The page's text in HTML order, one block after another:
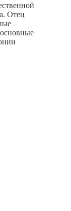
Отец